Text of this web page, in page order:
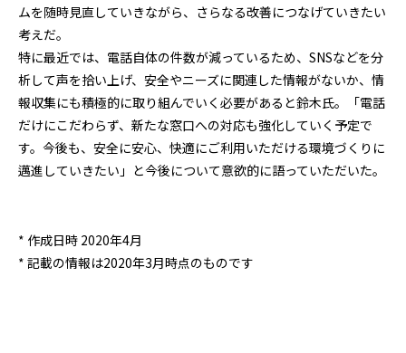
ムを随時見直していきながら、さらなる改善につなげていきたい
考えだ。
特に最近では、電話自体の件数が減っているため、SNSなどを分
析して声を拾い上げ、安全やニーズに関連した情報がないか、情
報収集にも積極的に取り組んでいく必要があると鈴木氏。「電話
だけにこだわらず、新たな窓口への対応も強化していく予定で
す。今後も、安全に安心、快適にご利用いただける環境づくりに
邁進していきたい」と今後について意欲的に語っていただいた。
* 作成日時 2020年4月
* 記載の情報は2020年3月時点のものです